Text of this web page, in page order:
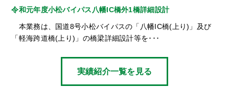
令和元年度小松バイパス八幡IC橋外1橋詳細設計
本業務は、国道8号小松バイパスの「八幡IC橋(上り)」及び
「軽海跨道橋(上り)」の橋梁詳細設計等を･･･
実績紹介一覧を見る